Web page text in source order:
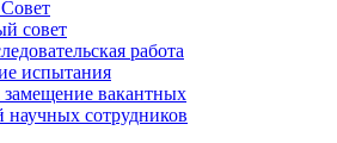
совет
работа
испытания
вакантных
научных сотрудников